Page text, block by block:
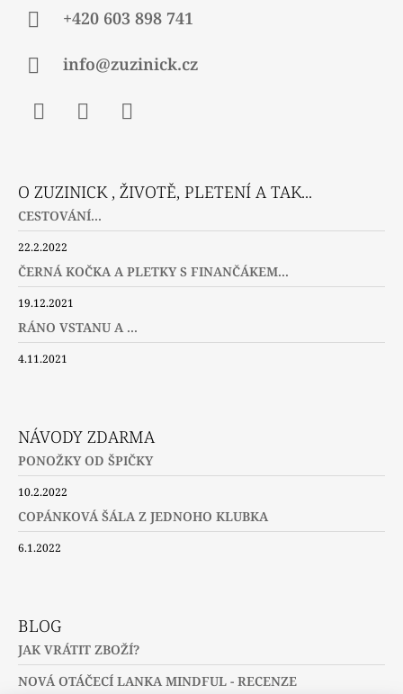
+420 603 898 741
info@zuzinick.cz
O ZUZINICK , ŽIVOTĚ, PLETENÍ A TAK...
CESTOVÁNÍ...
22.2.2022
ČERNÁ KOČKA A PLETKY S FINANČÁKEM...
19.12.2021
RÁNO VSTANU A ...
4.11.2021
NÁVODY ZDARMA
PONOŽKY OD ŠPIČKY
10.2.2022
COPÁNKOVÁ ŠÁLA Z JEDNOHO KLUBKA
6.1.2022
BLOG
JAK VRÁTIT ZBOŽÍ?
NOVÁ OTÁČECÍ LANKA MINDFUL - RECENZE